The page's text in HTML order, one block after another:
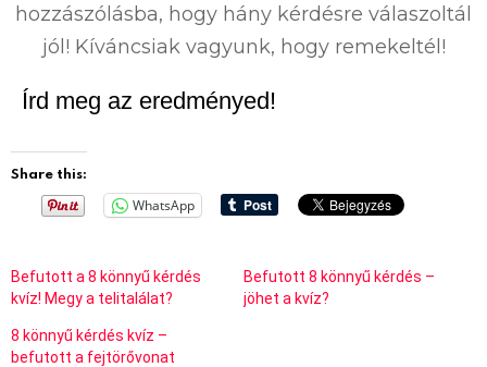
hozzászólásba, hogy hány kérdésre válaszoltál
jól! Kíváncsiak vagyunk, hogy remekeltél!
Írd meg az eredményed!
Share this:
WhatsApp
Befutott a 8 könnyű kérdés
kvíz! Megy a telitalálat?
Befutott 8 könnyű kérdés –
jöhet a kvíz?
8 könnyű kérdés kvíz –
befutott a fejtörővonat